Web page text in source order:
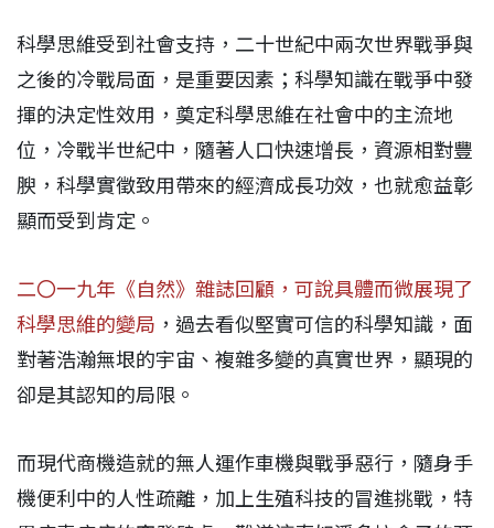
科學思維受到社會支持，二十世紀中兩次世界戰爭與
之後的冷戰局面，是重要因素；科學知識在戰爭中發
揮的決定性效用，奠定科學思維在社會中的主流地
位，冷戰半世紀中，隨著人口快速增長，資源相對豐
腴，科學實徵致用帶來的經濟成長功效，也就愈益彰
顯而受到肯定。
二〇一九年《自然》雜誌回顧，可說具體而微展現了
科學思維的變局 ，過去看似堅實可信的科學知識，面
對著浩瀚無垠的宇宙、複雜多變的真實世界，顯現的
卻是其認知的局限。
而現代商機造就的無人運作車機與戰爭惡行，隨身手
機便利中的人性疏離，加上生殖科技的冒進挑戰，特